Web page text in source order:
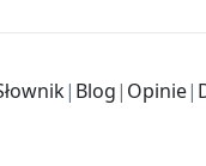
| Blog| Opinie|